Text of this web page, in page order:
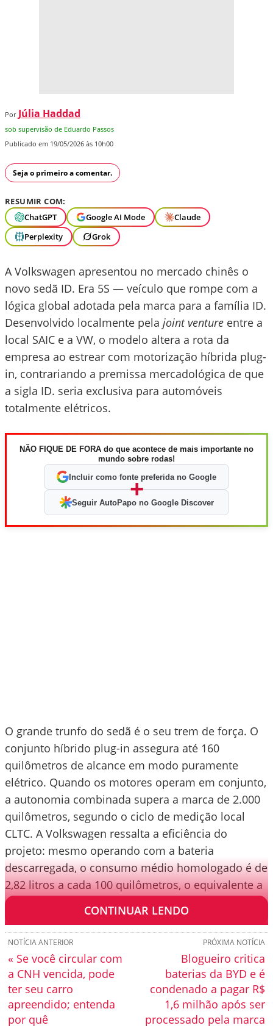
Por Júlia Haddad
sob supervisão de Eduardo Passos
Publicado em 19/05/2026 às 10h00
Seja o primeiro a comentar.
RESUMIR COM:
ChatGPT
Google AI Mode
Claude
Perplexity
Grok
A Volkswagen apresentou no mercado chinês o
novo sedã ID. Era 5S — veículo que rompe com a
lógica global adotada pela marca para a família ID.
Desenvolvido localmente pela joint venture entre a
local SAIC e a VW, o modelo altera a rota da
empresa ao estrear com motorização híbrida plug-
in, contrariando a premissa mercadológica de que
a sigla ID. seria exclusiva para automóveis
totalmente elétricos.
NÃO FIQUE DE FORA do que acontece de mais importante no
mundo sobre rodas!
Incluir como fonte preferida no Google
+
Seguir AutoPapo no Google Discover
O grande trunfo do sedã é o seu trem de força. O
conjunto híbrido plug-in assegura até 160
quilômetros de alcance em modo puramente
elétrico. Quando os motores operam em conjunto,
a autonomia combinada supera a marca de 2.000
quilômetros, segundo o ciclo de medição local
CLTC. A Volkswagen ressalta a eficiência do
projeto: mesmo operando com a bateria
descarregada, o consumo médio homologado é de
2,82 litros a cada 100 quilômetros, o equivalente a
expressivos 35,4 km/l.
CONTINUAR LENDO
PRÓXIMA NOTÍCIA
Blogueiro critica
baterias da BYD e é
condenado a pagar R$
1,6 milhão após ser
processado pela marca
NOTÍCIA ANTERIOR
« Se você circular com
a CNH vencida, pode
ter seu carro
apreendido; entenda
por quê